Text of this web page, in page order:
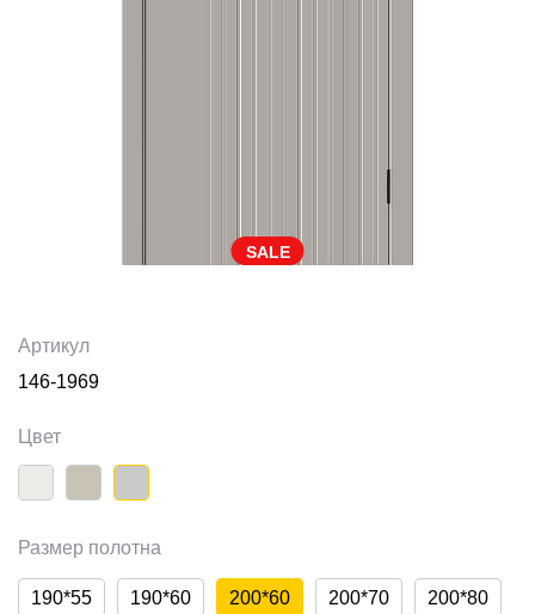
SALE
Артикул
146-1969
Цвет
Размер полотна
190*55 190*60 200*60 200*70 200*80